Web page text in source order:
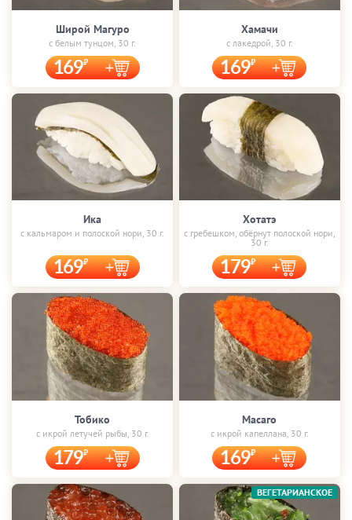
Широй Магуро
с белым тунцом, 30 г.
169
Хамачи
с лакедрой, 30 г.
169
Ика
с кальмаром и полоской нори, 30 г.
169
Хотатэ
с гребешком, обёрнут полоской нори,
30 г.
179
Тобико
с икрой летучей рыбы, 30 г.
179
Масаго
с икрой капеллана, 30 г.
169
ВЕГЕТАРИАНСКОЕ